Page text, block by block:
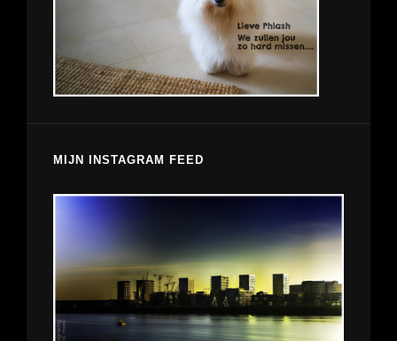
MIJN INSTAGRAM FEED